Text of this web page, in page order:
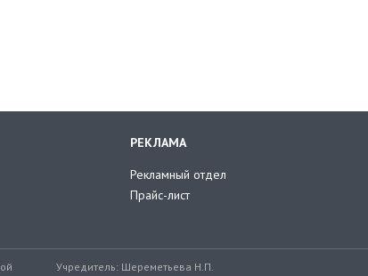
РЕКЛАМА
Рекламный отдел
Прайс-лист
Учредитель: Шереметьева Н.П.